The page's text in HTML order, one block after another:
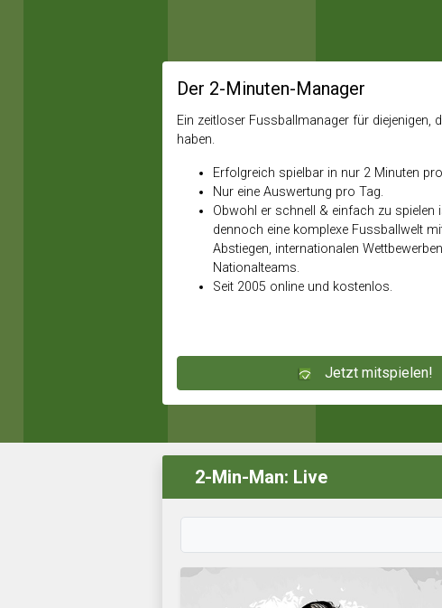
Der 2-Minuten-Manager
Ein zeitloser Fussballmanager für diejenigen,
haben.
Erfolgreich spielbar in nur 2 Minuten
Nur eine Auswertung pro Tag.
Obwohl er schnell & einfach zu spielen
dennoch eine komplexe Fussballwelt
Abstiegen, internationalen
Nationalteams.
Seit 2005 online und kostenlos.
Jetzt mitspielen!
2-Min-Man: Live